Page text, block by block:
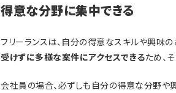
得意な分野に集中できる
フリーランスは、自分の得意なスキルや興味
受けずに多様な案件にアクセスできるため、
会社員の場合、必ずしも自分の得意な分野や